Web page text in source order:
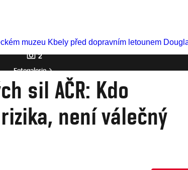
2
Fotogalerie
sil AČR: Kdo
není válečný